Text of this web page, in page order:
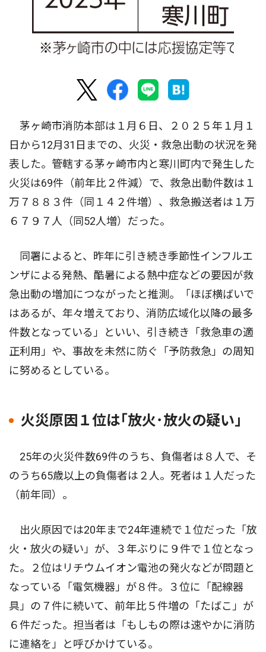
茅ヶ崎市消防本部は１月６日、２０２５年１月１
日から12月31日までの、火災・救急出動の状況を発
表した。管轄する茅ヶ崎市内と寒川町内で発生した
火災は69件（前年比２件減）で、救急出動件数は１
万７８８３件（同１４２件増）、救急搬送者は１万
６７９７人（同52人増）だった。
同署によると、昨年に引き続き季節性インフルエ
ンザによる発熱、酷暑による熱中症などの要因が救
急出動の増加につながったと推測。「ほぼ横ばいで
はあるが、年々増えており、消防広域化以降の最多
件数となっている」といい、引き続き「救急車の適
正利用」や、事故を未然に防ぐ「予防救急」の周知
に努めるとしている。
火災原因１位は｢放火･放火の疑い｣
25年の火災件数69件のうち、負傷者は８人で、そ
のうち65歳以上の負傷者は２人。死者は１人だった
（前年同）。
出火原因では20年まで24年連続で１位だった「放
火・放火の疑い」が、３年ぶりに９件で１位となっ
た。２位はリチウムイオン電池の発火などが問題と
なっている「電気機器」が８件。３位に「配線器
具」の７件に続いて、前年比５件増の「たばこ」が
６件だった。担当者は「もしもの際は速やかに消防
に連絡を」と呼びかけている。